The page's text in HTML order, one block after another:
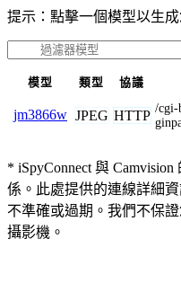
提示：點擊一個模型以生
模型 類型 協議
jm3866w JPEG HTTP /cgi-
* iSpyConnect 與
係。此處提供的連線詳細
不準確或過期。我們不保
攝影機。